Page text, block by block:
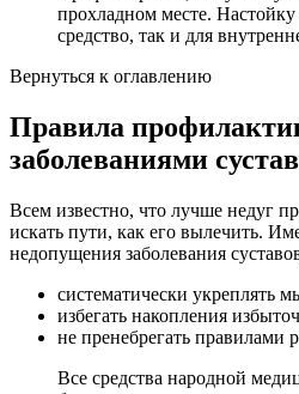
прохладном месте.
средство, так и для
Вернуться к оглавлению
Правила
заболеваниями
Всем известно, что лучше недуг
искать пути, как его вылечить.
недопущения заболевания
систематически укреплять
избегать накопления
не пренебрегать правилами
Все средства народной